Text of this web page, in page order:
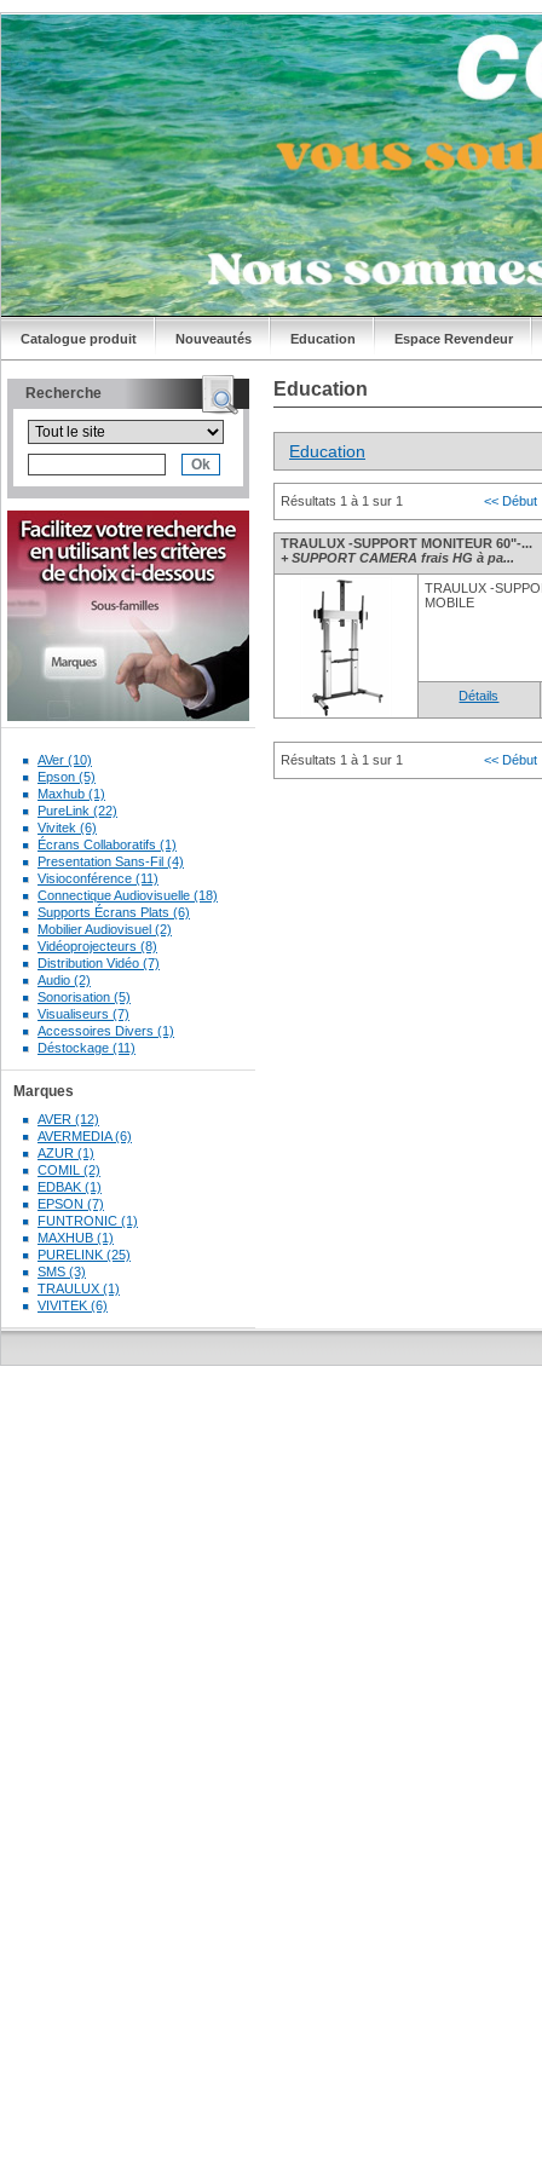
Catalogue produit Nouveautés Education Espace Revendeur
Recherche
AVer (10)
Epson (5)
Maxhub (1)
PureLink (22)
Vivitek (6)
Écrans Collaboratifs (1)
Presentation Sans-Fil (4)
Visioconférence (11)
Connectique Audiovisuelle (18)
Supports Écrans Plats (6)
Mobilier Audiovisuel (2)
Vidéoprojecteurs (8)
Distribution Vidéo (7)
Audio (2)
Sonorisation (5)
Visualiseurs (7)
Accessoires Divers (1)
Déstockage (11)
Marques
AVER (12)
AVERMEDIA (6)
AZUR (1)
COMIL (2)
EDBAK (1)
EPSON (7)
FUNTRONIC (1)
MAXHUB (1)
PURELINK (25)
SMS (3)
TRAULUX (1)
VIVITEK (6)
Education
Education
Résultats 1 à 1 sur 1 << Début
TRAULUX -SUPPORT MONITEUR 60"-...
+ SUPPORT CAMERA frais HG à pa...
TRAULUX -
MOBILE
Détails
Résultats 1 à 1 sur 1 << Début